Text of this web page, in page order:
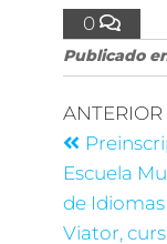
0
Publicado
ANTERIOR
Escuela
de
Viator,